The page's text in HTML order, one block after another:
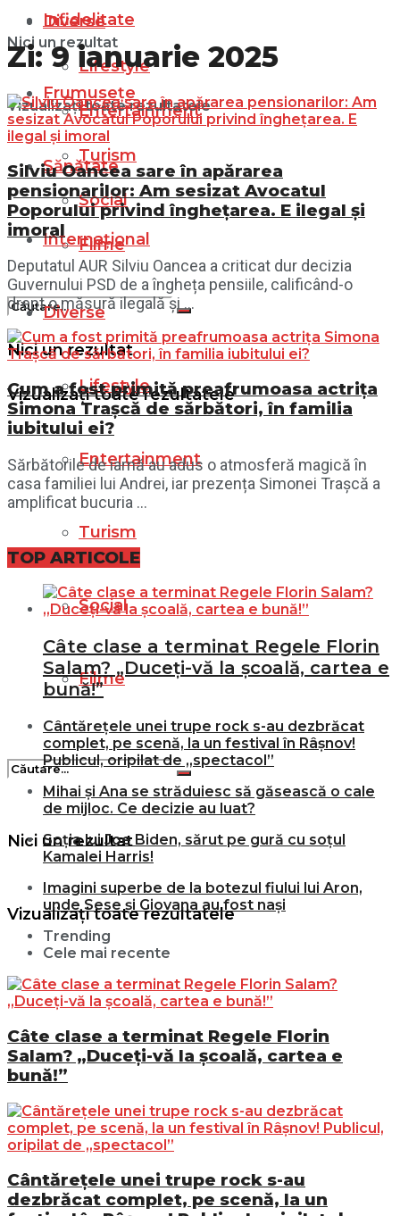
Diverse
Lifestyle
Entertainment
Turism
Social
Filme
Nici un rezultat
Vizualizați toate rezultatele
Infidelitate
Frumusețe
Sănătate
Internațional
Diverse
Lifestyle
Entertainment
Turism
Social
Filme
Nici un rezultat
Vizualizați toate rezultatele
Nici un rezultat
Vizualizați toate rezultatele
Zi:9 ianuarie 2025
Silviu Oancea sare în apărarea
pensionarilor: Am sesizat Avocatul
Poporului privind înghețarea. E ilegal și
imoral
Deputatul AUR Silviu Oancea a criticat dur decizia
Guvernului PSD de a îngheța pensiile, calificând-o
drept o măsură ilegală și ...
Cum a fost primită preafrumoasa actrița
Simona Trașcă de sărbători, în familia
iubitului ei?
Sărbătorile de iarnă au adus o atmosferă magică în
casa familiei lui Andrei, iar prezența Simonei Trașcă a
amplificat bucuria ...
TOP ARTICOLE
Câte clase a terminat Regele Florin
Salam? „Duceți-vă la școală, cartea e
bună!”
Cântărețele unei trupe rock s-au dezbrăcat
complet, pe scenă, la un festival în Râșnov!
Publicul, oripilat de „spectacol”
Mihai și Ana se străduiesc să găsească o cale
de mijloc. Ce decizie au luat?
Soția lui Joe Biden, sărut pe gură cu soțul
Kamalei Harris!
Imagini superbe de la botezul fiului lui Aron,
unde Sese și Giovana au fost nași
Trending
Cele mai recente
Câte clase a terminat Regele Florin
Salam? „Duceți-vă la școală, cartea e
bună!”
Cântărețele unei trupe rock s-au
dezbrăcat complet, pe scenă, la un